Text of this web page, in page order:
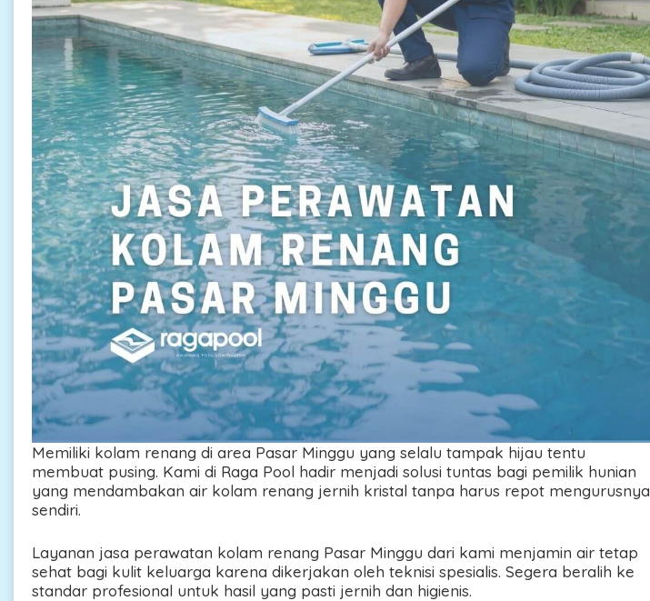
Memiliki kolam renang di area Pasar Minggu yang selalu tampak hijau tentu
membuat pusing. Kami di Raga Pool hadir menjadi solusi tuntas bagi pemilik hunian
yang mendambakan air kolam renang jernih kristal tanpa harus repot mengurusnya
sendiri.
Layanan jasa perawatan kolam renang Pasar Minggu dari kami menjamin air tetap
sehat bagi kulit keluarga karena dikerjakan oleh teknisi spesialis. Segera beralih ke
standar profesional untuk hasil yang pasti jernih dan higienis.